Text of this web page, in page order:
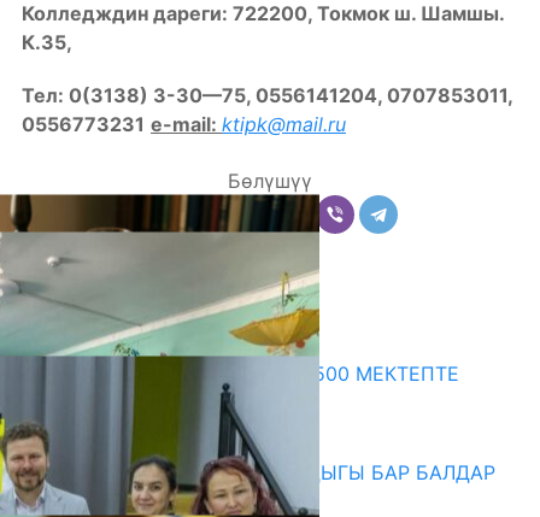
Колледждин дареги: 722200, Токмок ш. Шамшы.
К.35,
Тел: 0(3138) 3-30—75, 0556141204, 0707853011,
0556773231 e-mail: ktipk@mail.ru
Бөлүшүү
Комментарийлер
Акыркы жаңылыктар
ПРЕЗИДЕНТТИН ЖАРЛЫГЫ: 500 МЕКТЕПТЕ
ШАХМАТ ИЙРИМИ АЧЫЛАТ
06.08.2026
СҮЛҮКТҮ: ӨЗГӨЧӨ МУКТАЖДЫГЫ БАР БАЛДАР
ҮЧҮН БОРБОР АЧЫЛДЫ